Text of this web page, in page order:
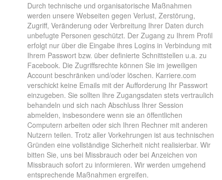
Durch technische und organisatorische Maßnahmen
werden unsere Webseiten gegen Verlust, Zerstörung,
Zugriff, Veränderung oder Verbreitung Ihrer Daten durch
unbefugte Personen geschützt. Der Zugang zu Ihrem Profil
erfolgt nur über die Eingabe ihres Logins in Verbindung mit
Ihrem Passwort bzw. über definierte Schnittstellen u.a. zu
Facebook. Die Zugriffsrechte können Sie im jeweiligen
Account beschränken und/oder löschen. Karriere.com
verschickt keine Emails mit der Aufforderung Ihr Passwort
einzugeben. Sie sollten Ihre Zugangsdaten stets vertraulich
behandeln und sich nach Abschluss Ihrer Session
abmelden, insbesondere wenn sie an öffentlichen
Computern arbeiten oder sich Ihren Rechner mit anderen
Nutzern teilen. Trotz aller Vorkehrungen ist aus technischen
Gründen eine vollständige Sicherheit nicht realisierbar. Wir
bitten Sie, uns bei Missbrauch oder bei Anzeichen von
Missbrauch sofort zu informieren. Wir werden umgehend
entsprechende Maßnahmen ergreifen.